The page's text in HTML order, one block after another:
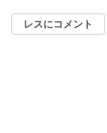
レスにコメント